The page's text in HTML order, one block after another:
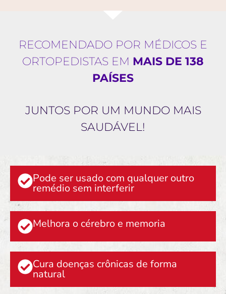
RECOMENDADO POR MÉDICOS E
ORTOPEDISTAS EM MAIS DE 138
PAÍSES
JUNTOS POR UM MUNDO MAIS
SAUDÁVEL!
Pode ser usado com qualquer outro
remédio sem interferir
Melhora o cérebro e memoria
Cura doenças crônicas de forma
natural